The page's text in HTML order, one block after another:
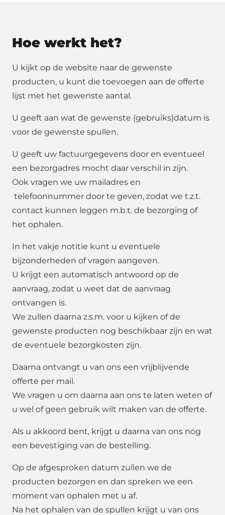
Hoe werkt het?
U kijkt op de website naar de gewenste
producten, u kunt die toevoegen aan de offerte
lijst met het gewenste aantal.
U geeft aan wat de gewenste (gebruiks)datum is
voor de gewenste spullen.
U geeft uw factuurgegevens door en eventueel
een bezorgadres mocht daar verschil in zijn.
Ook vragen we uw mailadres en
telefoonnummer door te geven, zodat we t.z.t.
contact kunnen leggen m.b.t. de bezorging of
het ophalen.
In het vakje notitie kunt u eventuele
bijzonderheden of vragen aangeven.
U krijgt een automatisch antwoord op de
aanvraag, zodat u weet dat de aanvraag
ontvangen is.
We zullen daarna z.s.m. voor u kijken of de
gewenste producten nog beschikbaar zijn en wat
de eventuele bezorgkosten zijn.
Daarna ontvangt u van ons een vrijblijvende
offerte per mail.
We vragen u om daarna aan ons te laten weten of
u wel of geen gebruik wilt maken van de offerte.
Als u akkoord bent, krijgt u daarna van ons nog
een bevestiging van de bestelling.
Op de afgesproken datum zullen we de
producten bezorgen en dan spreken we een
moment van ophalen met u af.
Na het ophalen van de spullen krijgt u van ons